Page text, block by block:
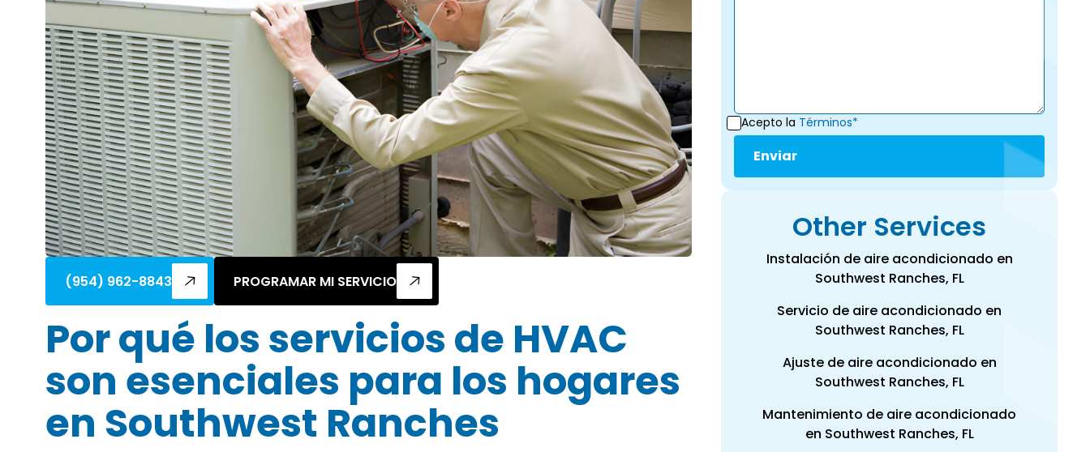
(954) 962-8843 PROGRAMAR MI SERVICIO
Por qué los servicios de HVAC
son esenciales para los hogares
en Southwest Ranches
Acepto la Términos*
Other Services
Instalación de aire acondicionado en
Southwest Ranches, FL
Servicio de aire acondicionado en
Southwest Ranches, FL
Ajuste de aire acondicionado en
Southwest Ranches, FL
Mantenimiento de aire acondicionado
en Southwest Ranches, FL